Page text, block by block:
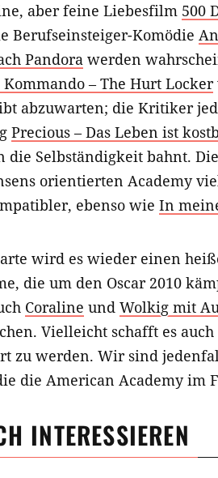
aber feine Liebesfilm 500
Berufseinsteiger-Komödie
Pandora werden
Kommando – The Hurt Locker
abzuwarten; die Kritiker
Precious – Das Leben ist
die Selbständigkeit bahnt.
orientierten Academy
ebenso wie In
wird es wieder einen
die um den Oscar 2010
Coraline und Wolkig mit
Vielleicht schafft es
zu werden. Wir sind
die American Academy im
INTERESSIEREN